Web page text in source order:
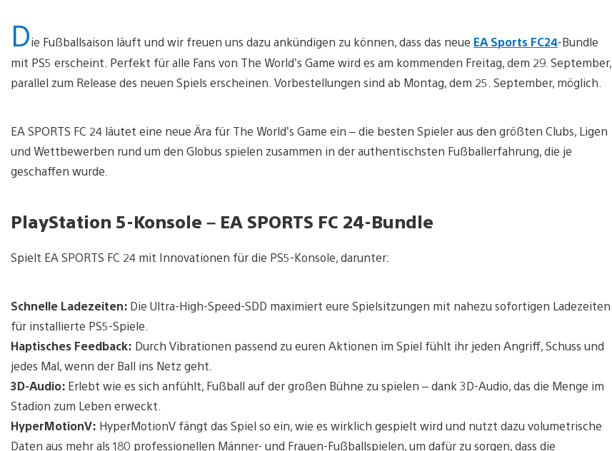
Die Fußballsaison läuft und wir freuen uns dazu ankündigen zu können, dass das neue EA Sports FC24-Bundle
mit PS5 erscheint. Perfekt für alle Fans von The World’s Game wird es am kommenden Freitag, dem 29. September,
parallel zum Release des neuen Spiels erscheinen. Vorbestellungen sind ab Montag, dem 25. September, möglich.
EA SPORTS FC 24 läutet eine neue Ära für The World’s Game ein – die besten Spieler aus den größten Clubs, Ligen
und Wettbewerben rund um den Globus spielen zusammen in der authentischsten Fußballerfahrung, die je
geschaffen wurde.
PlayStation 5-Konsole – EA SPORTS FC 24-Bundle
Spielt EA SPORTS FC 24 mit Innovationen für die PS5-Konsole, darunter:
Schnelle Ladezeiten: Die Ultra-High-Speed-SDD maximiert eure Spielsitzungen mit nahezu sofortigen Ladezeiten
für installierte PS5-Spiele.
Haptisches Feedback: Durch Vibrationen passend zu euren Aktionen im Spiel fühlt ihr jeden Angriff, Schuss und
jedes Mal, wenn der Ball ins Netz geht.
3D-Audio: Erlebt wie es sich anfühlt, Fußball auf der großen Bühne zu spielen – dank 3D-Audio, das die Menge im
Stadion zum Leben erweckt.
HyperMotionV: HyperMotionV fängt das Spiel so ein, wie es wirklich gespielt wird und nutzt dazu volumetrische
Daten aus mehr als 180 professionellen Männer- und Frauen-Fußballspielen, um dafür zu sorgen, dass die